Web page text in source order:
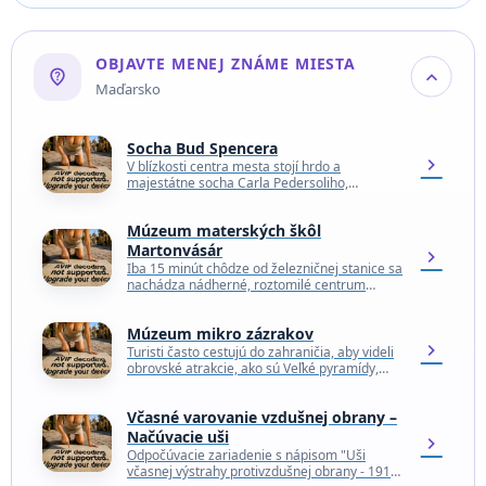
not_listed_location
OBJAVTE MENEJ ZNÁME MIESTA
Maďarsko expand_more
Socha Bud Spencera
V blízkosti centra mesta stojí hrdo a
majestátne socha Carla Pedersoliho,
chevron_right
Múzeum materských škôl
Martonvásár
Iba 15 minút chôdze od železničnej stanice sa
nachádza nádherné, roztomilé centrum
chevron_right
Múzeum mikro zázrakov
Turisti často cestujú do zahraničia, aby videli
obrovské atrakcie, ako sú Veľké pyramídy,
chevron_right
Včasné varovanie vzdušnej obrany –
Načúvacie uši
Odpočúvacie zariadenie s nápisom "Uši
včasnej výstrahy protivzdušnej obrany - 1917"
chevron_right